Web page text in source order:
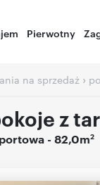
Pierwotny
na sprzedaż ›
z
- 82,0m2